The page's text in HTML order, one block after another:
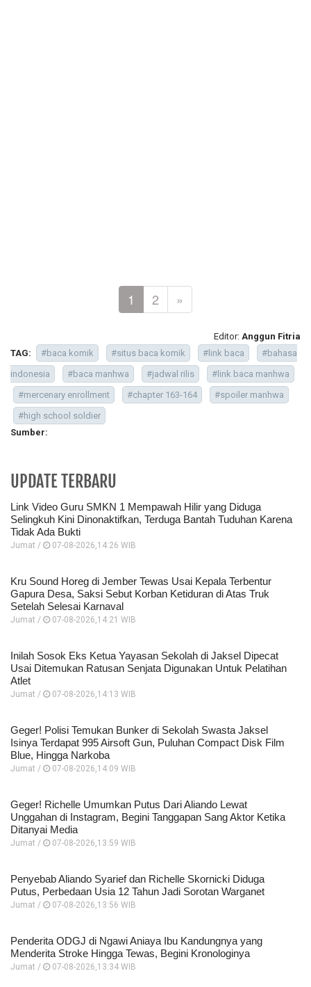
1 2 »
Editor: Anggun Fitria
TAG:
#baca komik #situs baca komik #link baca
#bahasa
indonesia
#baca manhwa #jadwal rilis
#link baca manhwa
#mercenary enrollment
#chapter 163-164
#spoiler manhwa
#high school soldier
Sumber:
UPDATE TERBARU
Link Video Guru SMKN 1 Mempawah Hilir yang Diduga
Selingkuh Kini Dinonaktifkan, Terduga Bantah Tuduhan Karena
Tidak Ada Bukti
Jumat / 07-08-2026,14:26 WIB
Kru Sound Horeg di Jember Tewas Usai Kepala Terbentur
Gapura Desa, Saksi Sebut Korban Ketiduran di Atas Truk
Setelah Selesai Karnaval
Jumat / 07-08-2026,14:21 WIB
Inilah Sosok Eks Ketua Yayasan Sekolah di Jaksel Dipecat
Usai Ditemukan Ratusan Senjata Digunakan Untuk Pelatihan
Atlet
Jumat / 07-08-2026,14:13 WIB
Geger! Polisi Temukan Bunker di Sekolah Swasta Jaksel
Isinya Terdapat 995 Airsoft Gun, Puluhan Compact Disk Film
Blue, Hingga Narkoba
Jumat / 07-08-2026,14:09 WIB
Geger! Richelle Umumkan Putus Dari Aliando Lewat
Unggahan di Instagram, Begini Tanggapan Sang Aktor Ketika
Ditanyai Media
Jumat / 07-08-2026,13:59 WIB
Penyebab Aliando Syarief dan Richelle Skornicki Diduga
Putus, Perbedaan Usia 12 Tahun Jadi Sorotan Warganet
Jumat / 07-08-2026,13:56 WIB
Penderita ODGJ di Ngawi Aniaya Ibu Kandungnya yang
Menderita Stroke Hingga Tewas, Begini Kronologinya
Jumat / 07-08-2026,13:34 WIB